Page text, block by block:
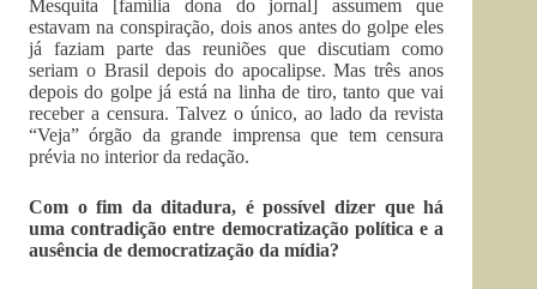
Mesquita [família dona do jornal] assumem que
estavam na conspiração, dois anos antes do golpe eles
já faziam parte das reuniões que discutiam como
seriam o Brasil depois do apocalipse. Mas três anos
depois do golpe já está na linha de tiro, tanto que vai
receber a censura. Talvez o único, ao lado da revista
“Veja” órgão da grande imprensa que tem censura
prévia no interior da redação.
Com o fim da ditadura, é possível dizer que há
uma contradição entre democratização política e a
ausência de democratização da mídia?